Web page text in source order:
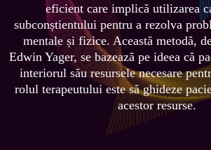
eficient care implică utilizarea
subconștientului pentru a rezolva
mentale și fizice. Această metodă,
Edwin Yager, se bazează pe ideea că
interiorul său resursele necesare
rolul terapeutului este să ghideze
acestor resurse.